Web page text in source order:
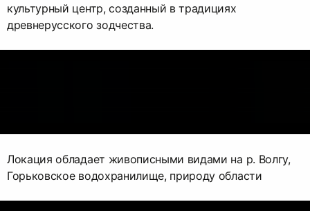
культурный центр, созданный в традициях
древнерусского зодчества.
Локация обладает живописными видами на р. Волгу,
Горьковское водохранилище, природу области